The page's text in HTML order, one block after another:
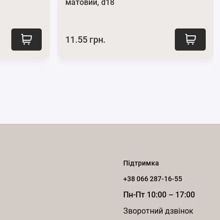
матовий, d18
11.55 грн.
Підтримка
+38 066 287-16-55
Пн-Пт 10:00 – 17:00
Зворотний дзвінок